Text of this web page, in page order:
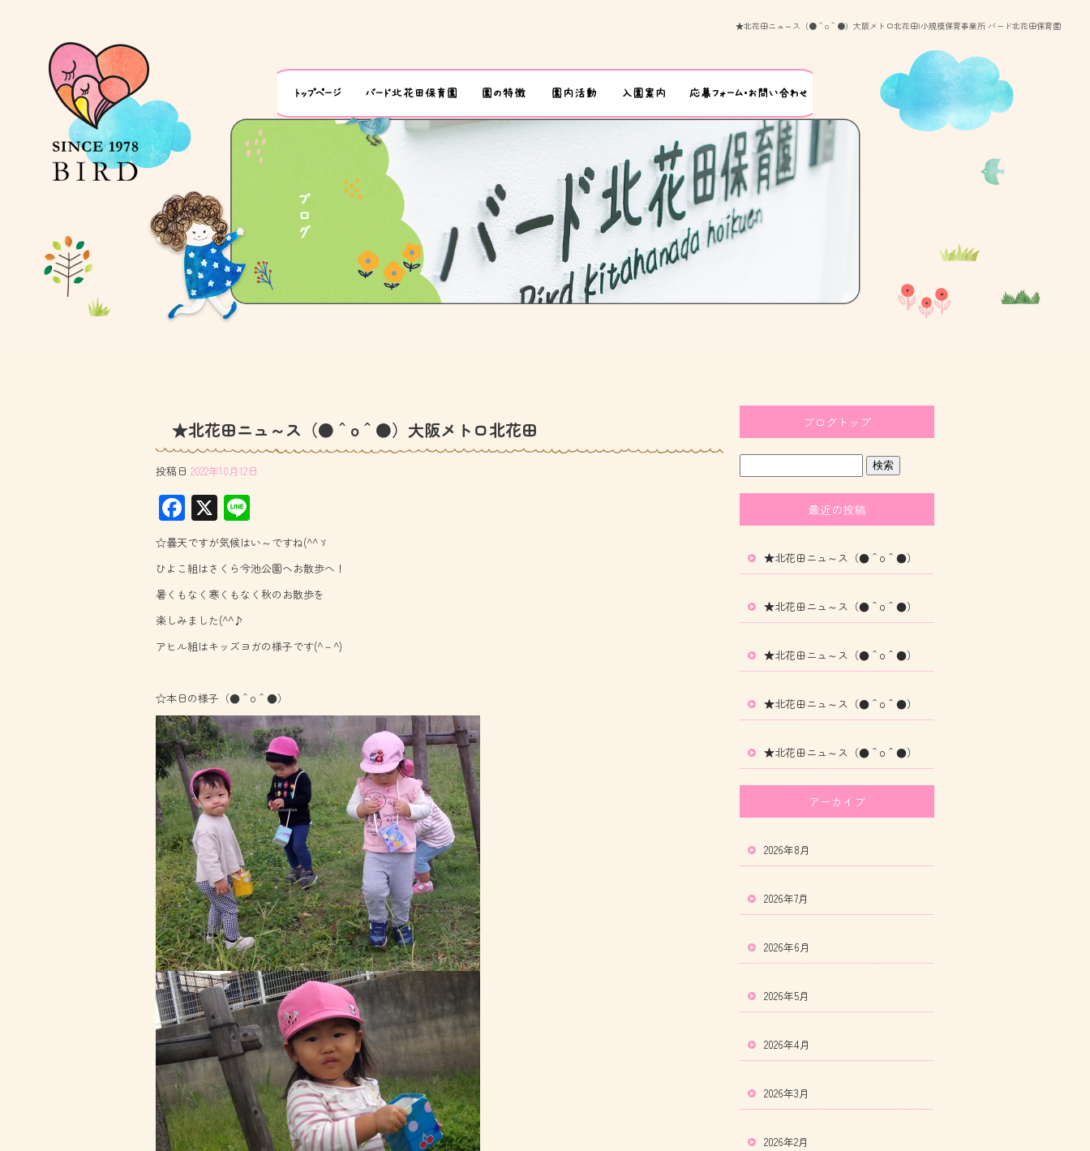
★北花田ニュ～ス（●＾o＾●）大阪メトロ北花田|小規模保育事業所 バード北花田保育園
★北花田ニュ～ス（●＾o＾●）大阪メトロ北花田
投稿日 2022年10月12日
F
ac
e
b
o
ok
X
ne
☆曇天ですが気候はい～ですね(^^ゞ
ひよこ組はさくら今池公園へお散歩へ！
暑くもなく寒くもなく秋のお散歩を
楽しみました(^^♪
アヒル組はキッズヨガの様子です(^－^)
☆本日の様子（●＾o＾●）
ブログトップ
最近の投稿
★北花田ニュ～ス（●＾o＾●）
★北花田ニュ～ス（●＾o＾●）
★北花田ニュ～ス（●＾o＾●）
★北花田ニュ～ス（●＾o＾●）
★北花田ニュ～ス（●＾o＾●）
アーカイブ
2026年8月
2026年7月
2026年6月
2026年5月
2026年4月
2026年3月
2026年2月